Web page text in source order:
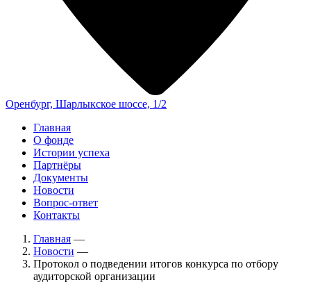
Оренбург, Шарлыкское шоссе, 1/2
Главная
О фонде
Истории успеха
Партнёры
Документы
Новости
Вопрос-ответ
Контакты
Главная —
Новости —
Протокол о подведении итогов конкурса по отбору
аудиторской организации